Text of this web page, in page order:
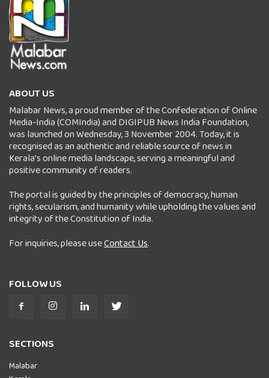
ABOUT US
Malabar News, a proud member of the Confederation of Online
Media-India (COMIndia) and DIGIPUB News India Foundation,
was launched on Wednesday, 3 November 2004. Today, it is
recognised as an authentic and reliable source of news in
Kerala’s online media landscape, serving a meaningful and
positive community of readers.
The portal is guided by the principles of democracy, human
rights, secularism, and humanity while upholding the values and
integrity of the Constitution of India.
For inquiries, please useContact Us.
FOLLOW US
SECTIONS
Malabar